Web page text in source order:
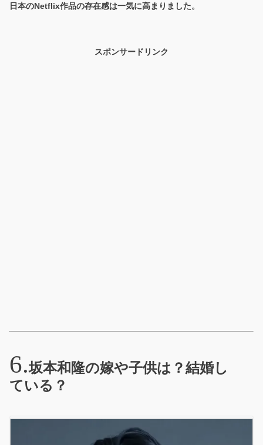
日本のNetflix作品の存在感は一気に高まりました。
スポンサードリンク
坂本和隆の嫁や子供は？結婚し
ている？